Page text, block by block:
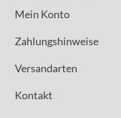
Mein Konto
Zahlungshinweise
Versandarten
Kontakt